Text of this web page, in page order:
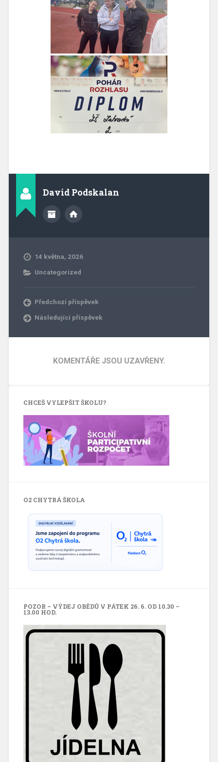
David Podskalan
14 května, 2026
Uncategorized
Předchozí příspěvek
Následující příspěvek
KOMENTÁŘE JSOU UZAVŘENY.
CHCEŠ VYLEPŠIT ŠKOLU?
O2 CHYTRÁ ŠKOLA
POZOR – VÝDEJ OBĚDŮ V PÁTEK 26. 6. OD 10.30 –
13.00 HOD.